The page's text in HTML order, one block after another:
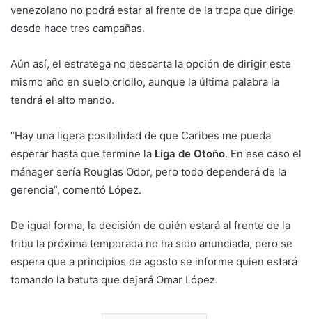
venezolano no podrá estar al frente de la tropa que dirige
desde hace tres campañas.
Aún así, el estratega no descarta la opción de dirigir este
mismo año en suelo criollo, aunque la última palabra la
tendrá el alto mando.
“Hay una ligera posibilidad de que Caribes me pueda
esperar hasta que termine la Liga de Otoño. En ese caso el
mánager sería Rouglas Odor, pero todo dependerá de la
gerencia”, comentó López.
De igual forma, la decisión de quién estará al frente de la
tribu la próxima temporada no ha sido anunciada, pero se
espera que a principios de agosto se informe quien estará
tomando la batuta que dejará Omar López.